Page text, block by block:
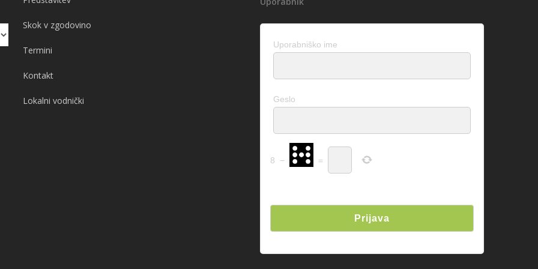
Skok v zgodovino
Termini
Kontakt
Lokalni vodnički
Uporabniško ime
Geslo
8 − =